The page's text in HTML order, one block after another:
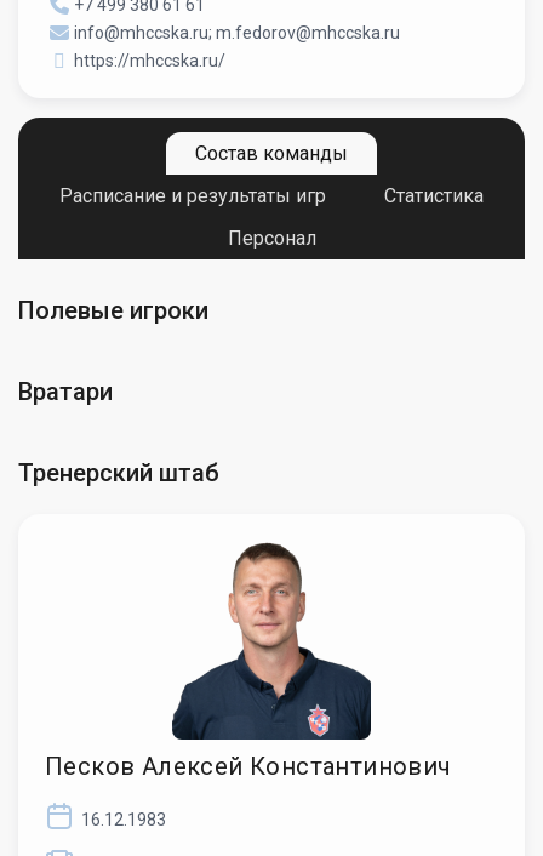
+7 499 380 61 61
info@mhccska.ru; m.fedorov@mhccska.ru
https://mhccska.ru/
Состав команды
Расписание и результаты игр
Статистика
Персонал
Полевые игроки
Вратари
Тренерский штаб
Песков Алексей Константинович
16.12.1983